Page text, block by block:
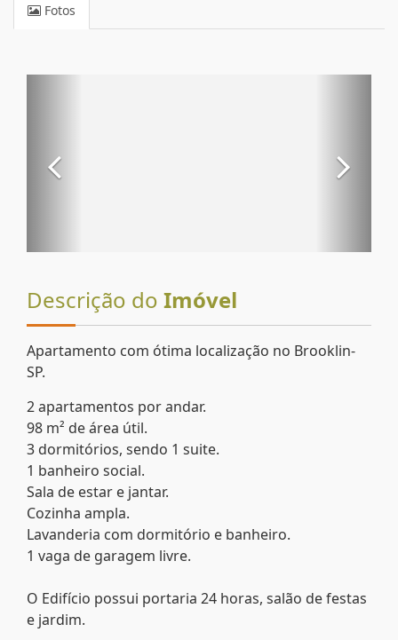
Fotos
Descrição do Imóvel
Apartamento com ótima localização no Brooklin-
SP.
2 apartamentos por andar.
98 m² de área útil.
3 dormitórios, sendo 1 suite.
1 banheiro social.
Sala de estar e jantar.
Cozinha ampla.
Lavanderia com dormitório e banheiro.
1 vaga de garagem livre.
O Edifício possui portaria 24 horas, salão de festas
e jardim.